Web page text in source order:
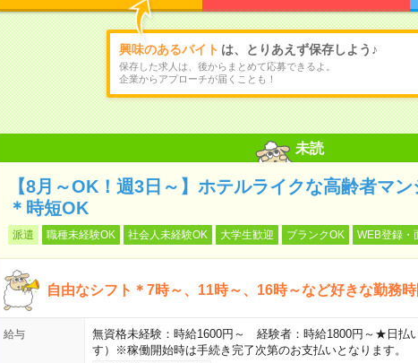
興味のあるバイト は、とりあえず保存しよう♪
保存した求人は、後からまとめて応募できるよ。
企業からアプローチが届くことも！
未読
【8月～OK！週3日～】ホテルライクな高齢者マ
＊時短OK
派遣 職種未経験OK 社会人未経験OK 大学生歓迎 ブランクOK WEB登録・
自由なシフト＊7時～、11時～、16時～など好きな勤務
給与
無資格未経験：時給1600円～ 経験者：時給1800円～★日払
す）※稼働開始時は手続き完了次第のお支払いとなります。